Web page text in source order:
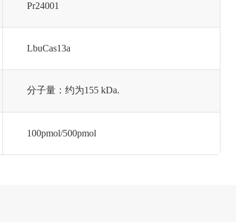
Pr24001
LbuCas13a
分子量：约为155 kDa.
100pmol/500pmol